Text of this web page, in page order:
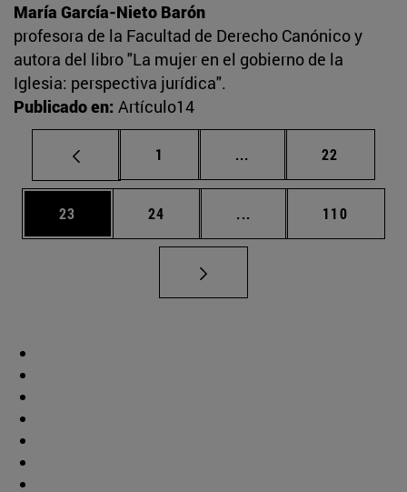
María García-Nieto Barón
profesora de la Facultad de Derecho Canónico y
autora del libro "La mujer en el gobierno de la
Iglesia: perspectiva jurídica".
Publicado en: Artículo14
Página
1 ... Páginas intermedias
Página
22
Página
23 Página
24 ... Páginas intermedias
Página
110